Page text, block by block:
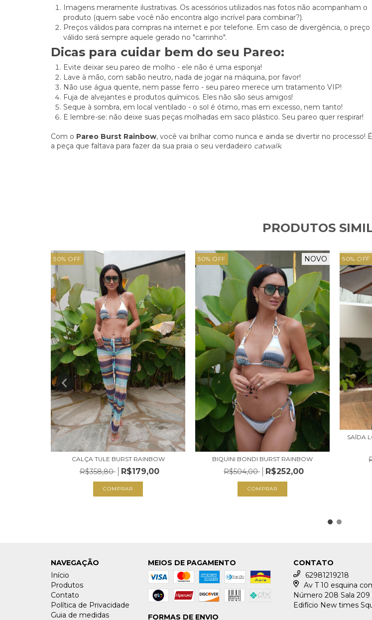
Imagens meramente ilustrativas. Os acessórios utilizados nas fotos não acompanham o
produto (quem sabe você não encontra algo incrível para combinar?).
Preços válidos para compras na internet e por telefone. Em caso de divergência, o preço
válido será sempre aquele gerado no "carrinho".
Dicas para cuidar bem do seu Pareo:
Evite deixar seu pareo de molho - ele não é uma esponja!
Lave à mão, com sabão neutro, nada de jogar na máquina, por favor!
Não use água quente, nem passe ferro - seu pareo merece um tratamento VIP!
Fuja de alvejantes e produtos químicos. Eles não são seus amigos!
Seque à sombra, em local ventilado - o sol é ótimo, mas em excesso, nem tanto!
E lembre-se: não deixe suas peças molhadas em saco plástico. Seu pareo quer respirar!
Com o Pareo Burst Rainbow, você vai brilhar como nunca e ainda se divertir no processo! É
a peça que faltava para fazer da sua praia o seu verdadeiro catwalk.
PRODUTOS
50% OFF
CALÇA TULE BURST RAINBOW
R$358,80 R$179,00
COMPRAR
50% OFF NOVO
BIQUINI BONDI BURST RAINBOW
R$504,00 R$252,00
COMPRAR
50% OFF
SAÍDA
NAVEGAÇÃO
Início
Produtos
Contato
Política de Privacidade
Guia de medidas
MEIOS DE PAGAMENTO
FORMAS DE ENVIO
CONTATO
62981219218
Av T 10 esquina
Número 208 Sala
Edifício New times